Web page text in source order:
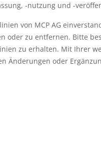
-nutzung und -
von MCP AG
zu entfernen. Bitte
zu erhalten. Mit Ihrer
Änderungen oder